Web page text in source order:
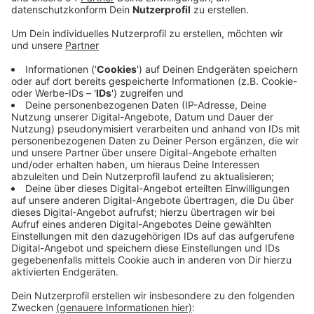
Anzeige
Allein im Schlossbad waren 3.500 Mensch zu besuch.
Auch im Schlossbad Niederrhein gab es einen Andrang
wie man ihn seit Jahren nicht mehr gesehen hatte. Hier
waren rund 2.500 Menschen zum schwimmen
gekommen. Einen Tag später waren es dann nur noch
600 Besucher - hier war das Wetter zwar noch warm
aber nicht mehr rekordverdächtig heiß. Am Samstag
waren allerdings kurzfristig Mitarbeiter an der Kasse
ausgefallen, daher kam es zu längeren Wartezeiten,
sagt die NEW. In Zukunft soll es aber Entlastung
geben - in Form von sogenannten „Fast Lanes“ - also
Überholspuren für die Badegäste, die ein E-Ticket